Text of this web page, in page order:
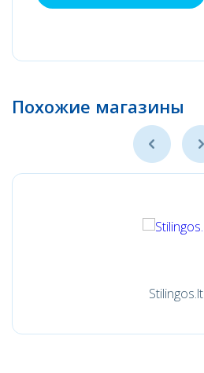
Похожие магазины
Stilingos.lt